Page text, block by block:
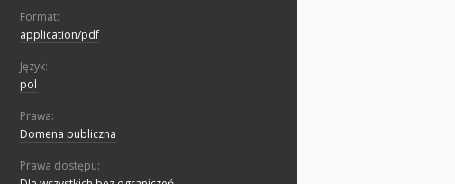
Format:
application/pdf
Język:
pol
Prawa:
Domena publiczna
Prawa dostępu: